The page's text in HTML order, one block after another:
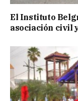
El Instituto
asociación civil